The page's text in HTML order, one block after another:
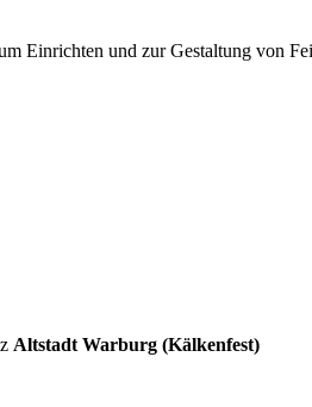
Einrichten und zur Gestaltung von
Altstadt Warburg (Kälkenfest)